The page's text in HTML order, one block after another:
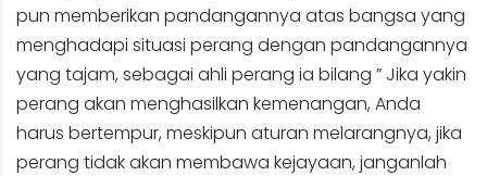
pun memberikan pandangannya atas bangsa yang
menghadapi situasi perang dengan pandangannya
yang tajam, sebagai ahli perang ia bilang ” Jika yakin
perang akan menghasilkan kemenangan, Anda
harus bertempur, meskipun aturan melarangnya, jika
perang tidak akan membawa kejayaan, janganlah